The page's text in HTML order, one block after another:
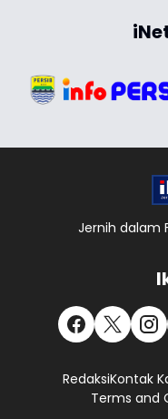
Jernih dalam
RedaksiKontak
Terms and